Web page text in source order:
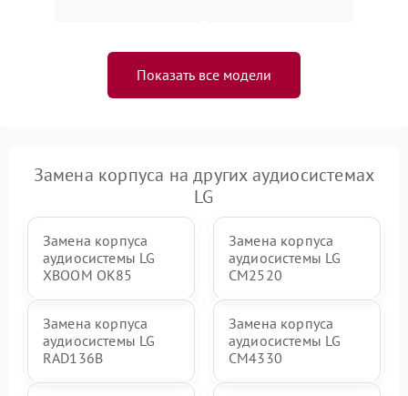
Показать все модели
Замена корпуса на других аудиосистемах
LG
Замена корпуса
аудиосистемы LG
XBOOM OK85
Замена корпуса
аудиосистемы LG
CM2520
Замена корпуса
аудиосистемы LG
RAD136B
Замена корпуса
аудиосистемы LG
CM4330